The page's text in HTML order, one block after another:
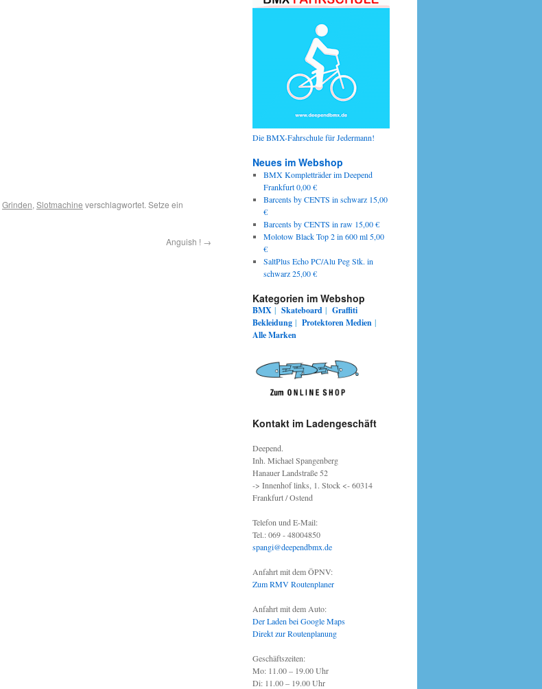
Grinden, Slotmachine verschlagwortet. Setze ein
Anguish ! →
Die BMX-Fahrschule für Jedermann!
Neues im Webshop
BMX Kompletträder im Deepend
Frankfurt 0,00 €
Barcents by CENTS in schwarz 15,00
€
Barcents by CENTS in raw 15,00 €
Molotow Black Top 2 in 600 ml 5,00
€
SaltPlus Echo PC/Alu Peg Stk. in
schwarz 25,00 €
Kategorien im Webshop
BMX | Skateboard | Graffiti
Bekleidung | ProtektorenMedien |
Alle Marken
Kontakt im Ladengeschäft
Deepend.
Inh. Michael Spangenberg
Hanauer Landstraße 52
-> Innenhof links, 1. Stock <- 60314
Frankfurt / Ostend
Telefon und E-Mail:
Tel.: 069 - 48004850
spangi@deependbmx.de
Anfahrt mit dem ÖPNV:
Zum RMV Routenplaner
Anfahrt mit dem Auto:
Der Laden bei Google Maps
Direkt zur Routenplanung
Geschäftszeiten:
Mo: 11.00 – 19.00 Uhr
Di: 11.00 – 19.00 Uhr